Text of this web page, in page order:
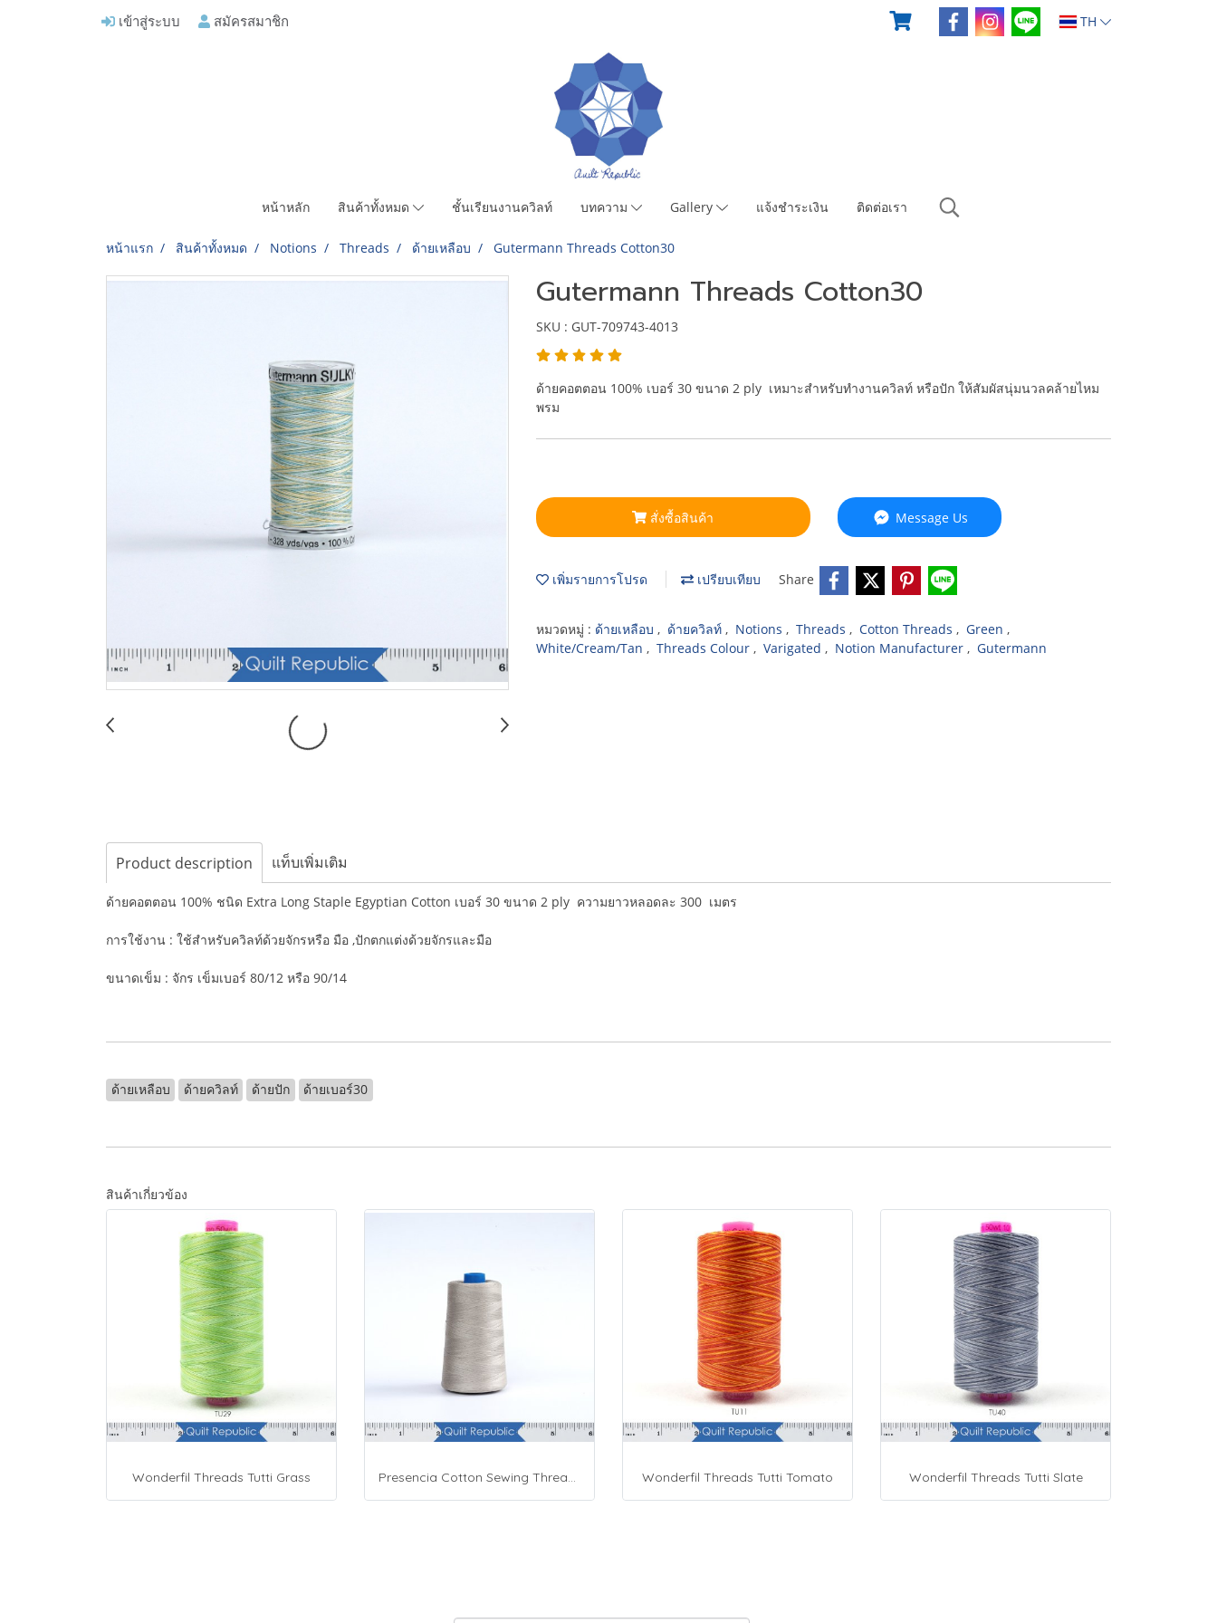
เข้าสู่ระบบ สมัครสมาชิก TH
หน้าหลัก สินค้าทั้งหมด ชั้นเรียนงานควิลท์ บทความ Gallery แจ้งชำระเงิน ติดต่อเรา
หน้าแรก สินค้าทั้งหมด Notions Threads ด้ายเหลือบ Gutermann Threads Cotton30
Gutermann Threads Cotton30
SKU : GUT-709743-4013
ด้ายคอตตอน 100% เบอร์ 30 ขนาด 2 ply เหมาะสำหรับทำงานควิลท์ หรือปัก ให้สัมผัสนุ่มนวลคล้ายไหม
พรม
สั่งซื้อสินค้า Message Us
เพิ่มรายการโปรด เปรียบเทียบ Share
หมวดหมู่ : ด้ายเหลือบ , ด้ายควิลท์ , Notions , Threads , Cotton Threads , Green ,
White/Cream/Tan , Threads Colour , Varigated , Notion Manufacturer , Gutermann
Product description แท็บเพิ่มเติม
ด้ายคอตตอน 100% ชนิด Extra Long Staple Egyptian Cotton เบอร์ 30 ขนาด 2 ply ความยาวหลอดละ 300 เมตร
การใช้งาน : ใช้สำหรับควิลท์ด้วยจักรหรือ มือ ,ปักตกแต่งด้วยจักรและมือ
ขนาดเข็ม : จักร เข็มเบอร์ 80/12 หรือ 90/14
ด้ายเหลือบ ด้ายควิลท์ ด้ายปัก ด้ายเบอร์30
สินค้าเกี่ยวข้อง
Wonderfil Threads Tutti Grass Presencia Cotton Sewing Thread 3-ply 60wt 4882 Yards Grey Wonderfil Threads Tutti Tomato Wonderfil Threads Tutti Slate